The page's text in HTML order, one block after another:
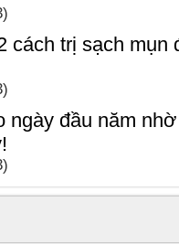
cách trị sạch mụn
ngày đầu năm